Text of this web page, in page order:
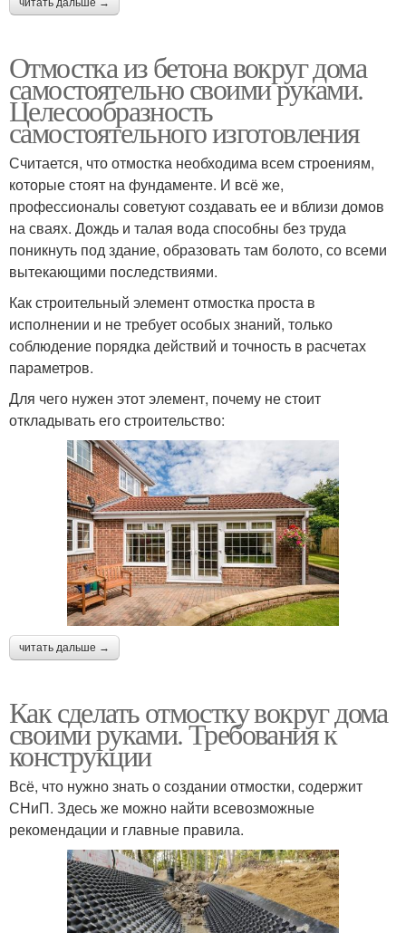
читать дальше →
Отмостка из бетона вокруг дома
самостоятельно своими руками.
Целесообразность
самостоятельного изготовления
Считается, что отмостка необходима всем строениям,
которые стоят на фундаменте. И всё же,
профессионалы советуют создавать ее и вблизи домов
на сваях. Дождь и талая вода способны без труда
поникнуть под здание, образовать там болото, со всеми
вытекающими последствиями.
Как строительный элемент отмостка проста в
исполнении и не требует особых знаний, только
соблюдение порядка действий и точность в расчетах
параметров.
Для чего нужен этот элемент, почему не стоит
откладывать его строительство:
читать дальше →
Как сделать отмостку вокруг дома
своими руками. Требования к
конструкции
Всё, что нужно знать о создании отмостки, содержит
СНиП. Здесь же можно найти всевозможные
рекомендации и главные правила.